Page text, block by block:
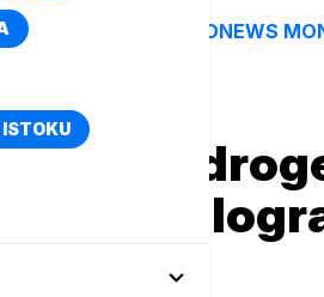
TOP TAGOVI EURONEWS
200